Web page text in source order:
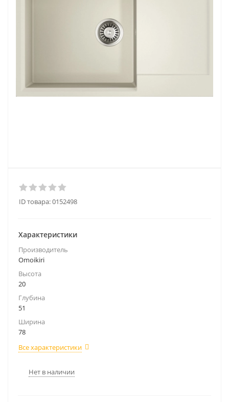
ID товара:0152498
Характеристики
Производитель
Omoikiri
Высота
20
Глубина
51
Ширина
78
Все характеристики
Нет в наличии